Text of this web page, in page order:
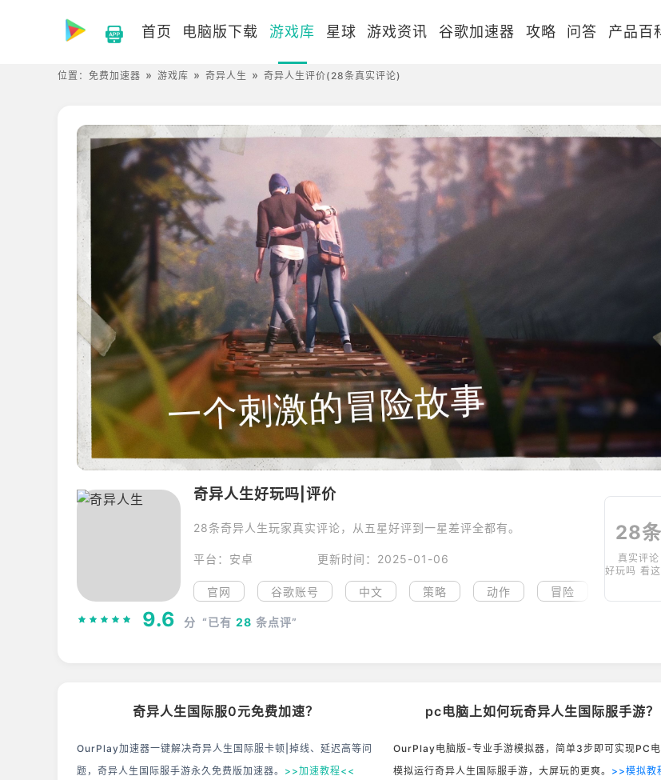
首页 电脑版下载 游戏库 星球 游戏资讯 谷歌加速器 攻略 问答 产品百
位置： 免费加速器 游戏库 奇异人生 奇异人生评价(28条真实评论)
奇异人生好玩吗|评价
28条奇异人生玩家真实评论，从五星好评到一星差评全都有。
平台：安卓 更新时间：2025-01-06
官网 谷歌账号 中文 策略 动作 冒险
28条
真实评论
好玩吗 看
9.6 分 “已有 28 条点评”
奇异人生国际服0元免费加速？
OurPlay加速器一键解决奇异人生国际服卡顿|掉线、延迟高等问
题，奇异人生国际服手游永久免费版加速器。 >>加速教程<<
pc电脑上如何玩奇异人生国际服手游？
OurPlay电脑版-专业手游模拟器，简单3步即可实现PC
模拟运行奇异人生国际服手游，大屏玩的更爽。 >>模拟教